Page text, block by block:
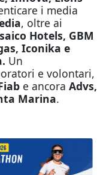
i media
, oltre ai
Hotels, GBM
Iconika e
Un
e volontari,
e ancora Advs,
Marina.